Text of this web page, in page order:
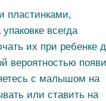
пластинками,
всегда
их при ребенке
вероятностью
с малышом на
или ставить на